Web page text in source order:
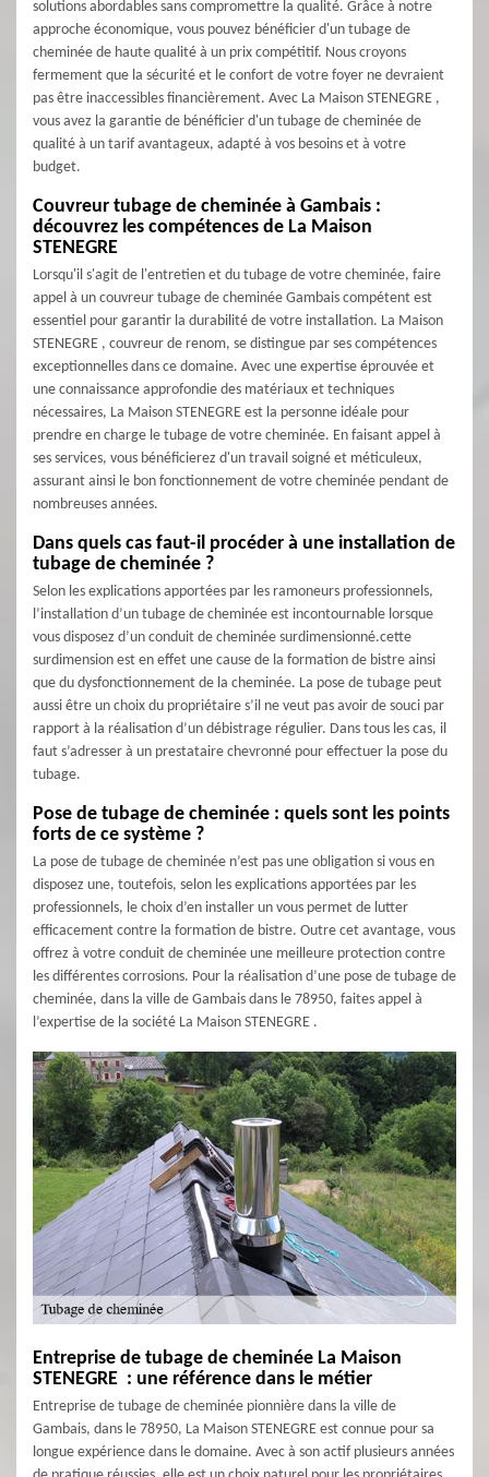
solutions abordables sans compromettre la qualité. Grâce à notre
approche économique, vous pouvez bénéficier d'un tubage de
cheminée de haute qualité à un prix compétitif. Nous croyons
fermement que la sécurité et le confort de votre foyer ne devraient
pas être inaccessibles financièrement. Avec La Maison STENEGRE ,
vous avez la garantie de bénéficier d'un tubage de cheminée de
qualité à un tarif avantageux, adapté à vos besoins et à votre
budget.
Couvreur tubage de cheminée à Gambais :
découvrez les compétences de La Maison
STENEGRE
Lorsqu'il s'agit de l'entretien et du tubage de votre cheminée, faire
appel à un couvreur tubage de cheminée Gambais compétent est
essentiel pour garantir la durabilité de votre installation. La Maison
STENEGRE , couvreur de renom, se distingue par ses compétences
exceptionnelles dans ce domaine. Avec une expertise éprouvée et
une connaissance approfondie des matériaux et techniques
nécessaires, La Maison STENEGRE est la personne idéale pour
prendre en charge le tubage de votre cheminée. En faisant appel à
ses services, vous bénéficierez d'un travail soigné et méticuleux,
assurant ainsi le bon fonctionnement de votre cheminée pendant de
nombreuses années.
Dans quels cas faut-il procéder à une installation de
tubage de cheminée ?
Selon les explications apportées par les ramoneurs professionnels,
l’installation d’un tubage de cheminée est incontournable lorsque
vous disposez d’un conduit de cheminée surdimensionné.cette
surdimension est en effet une cause de la formation de bistre ainsi
que du dysfonctionnement de la cheminée. La pose de tubage peut
aussi être un choix du propriétaire s’il ne veut pas avoir de souci par
rapport à la réalisation d’un débistrage régulier. Dans tous les cas, il
faut s’adresser à un prestataire chevronné pour effectuer la pose du
tubage.
Pose de tubage de cheminée : quels sont les points
forts de ce système ?
La pose de tubage de cheminée n’est pas une obligation si vous en
disposez une, toutefois, selon les explications apportées par les
professionnels, le choix d’en installer un vous permet de lutter
efficacement contre la formation de bistre. Outre cet avantage, vous
offrez à votre conduit de cheminée une meilleure protection contre
les différentes corrosions. Pour la réalisation d’une pose de tubage de
cheminée, dans la ville de Gambais dans le 78950, faites appel à
l’expertise de la société La Maison STENEGRE .
Entreprise de tubage de cheminée La Maison
STENEGRE : une référence dans le métier
Entreprise de tubage de cheminée pionnière dans la ville de
Gambais, dans le 78950, La Maison STENEGRE est connue pour sa
longue expérience dans le domaine. Avec à son actif plusieurs années